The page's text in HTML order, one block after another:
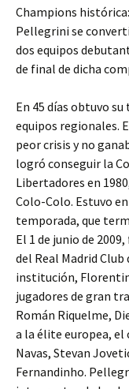
Champions
Pellegrini se
dos equipos
de final de dicha
En 45 días obtuvo
equipos regionales.
peor crisis y no
logró conseguir la
Libertadores en
Colo-Colo. Estuvo
temporada, que
El 1 de junio de
del Real Madrid
institución,
jugadores de gran
Román Riquelme,
a la élite europea, el
Navas, Stevan
Fernandinho.